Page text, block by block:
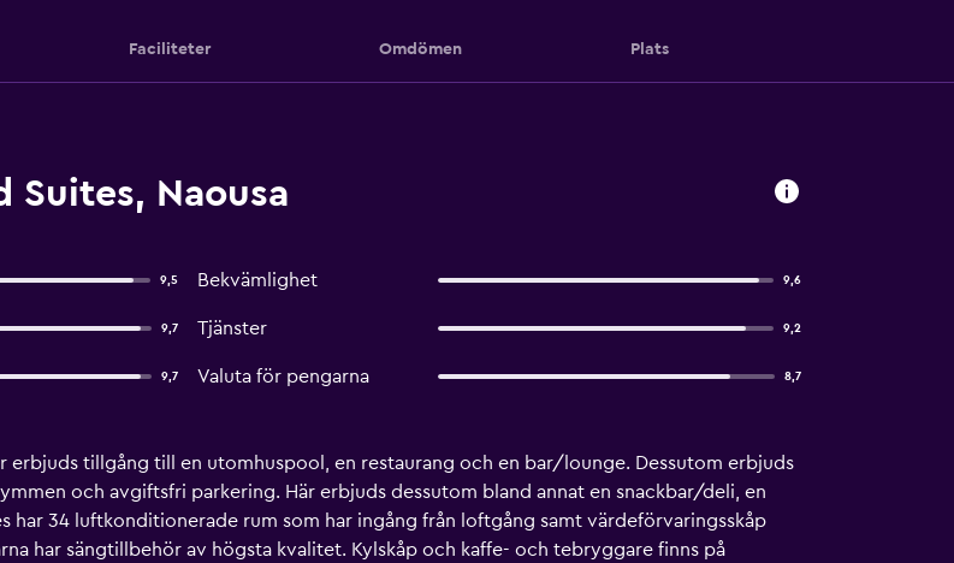
Faciliteter Omdömen Plats
Suites, Naousa
9,5 Bekvämlighet 9,6
9,7 Tjänster 9,2
9,7 Valuta för pengarna 8,7
erbjuds tillgång till en utomhuspool, en restaurang och en bar/lounge. Dessutom erbjuds
och avgiftsfri parkering. Här erbjuds dessutom bland annat en snackbar/deli, en
har 34 luftkonditionerade rum som har ingång från loftgång samt värdeförvaringsskåp
har sängtillbehör av högsta kvalitet. Kylskåp och kaffe- och tebryggare finns på